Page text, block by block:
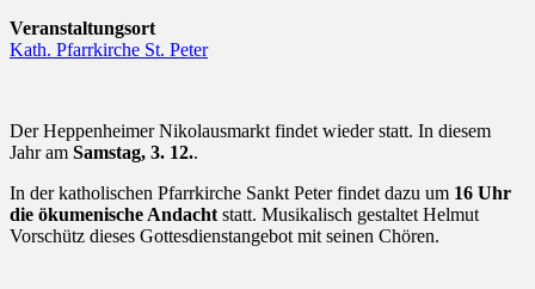
Veranstaltungsort
Kath. Pfarrkirche St. Peter
Der Heppenheimer Nikolausmarkt findet wieder statt. In diesem
Jahr am Samstag, 3. 12..
In der katholischen Pfarrkirche Sankt Peter findet dazu um 16 Uhr
die ökumenische Andacht statt. Musikalisch gestaltet Helmut
Vorschütz dieses Gottesdienstangebot mit seinen Chören.